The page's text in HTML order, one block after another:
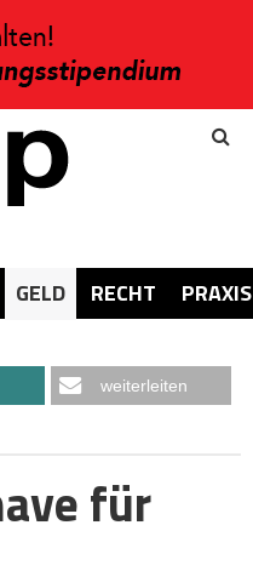
GELD RECHT PRAXIS
weiterleiten
für